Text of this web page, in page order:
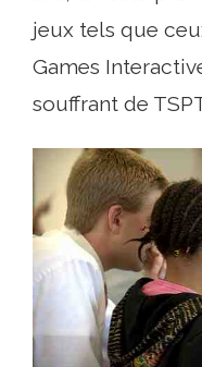
jeux tels que
Games
souffrant de